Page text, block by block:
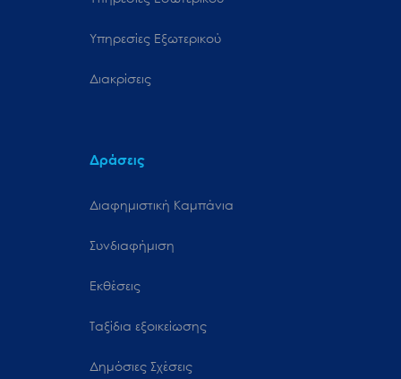
Υπηρεσίες Εξωτερικού
Διακρίσεις
Δράσεις
Διαφημιστική Καμπάνια
Συνδιαφήμιση
Εκθέσεις
Ταξίδια εξοικείωσης
Δημόσιες Σχέσεις